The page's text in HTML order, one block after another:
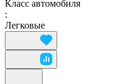
Класс автомобиля
:
Легковые